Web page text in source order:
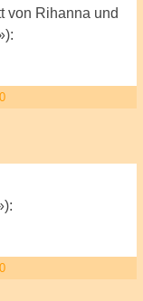
von Rihanna und
0
0